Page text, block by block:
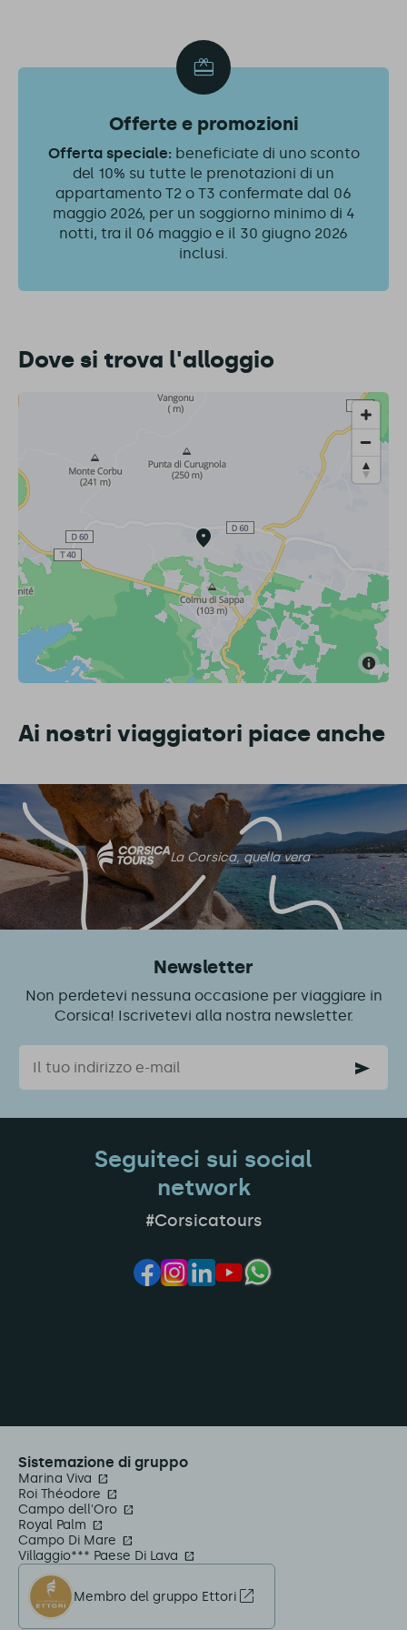
Offerte e promozioni
Offerta speciale:beneficiate di uno sconto
del 10% su tutte le prenotazioni di un
appartamento T2 o T3 confermate dal 06
maggio 2026, per un soggiorno minimo di 4
notti, tra il 06 maggio e il 30 giugno 2026
inclusi.
Dove si trova l'alloggio
Ai nostri viaggiatori piace anche
La Corsica, quella vera
Newsletter
Non perdetevi nessuna occasione per viaggiare in
Corsica! Iscrivetevi alla nostra newsletter.
Email
Seguiteci sui social
network
#Corsicatours
Sistemazione di gruppo
Marina Viva
Roi Théodore
Campo dell'Oro
Royal Palm
Campo Di Mare
Villaggio*** Paese Di Lava
Membro del gruppo Ettori